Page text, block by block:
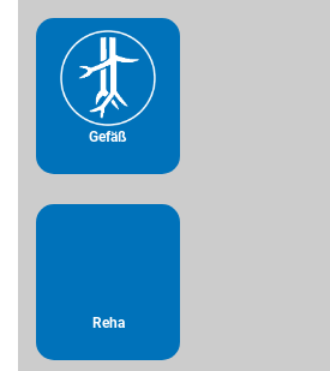
Gefäß
Reha